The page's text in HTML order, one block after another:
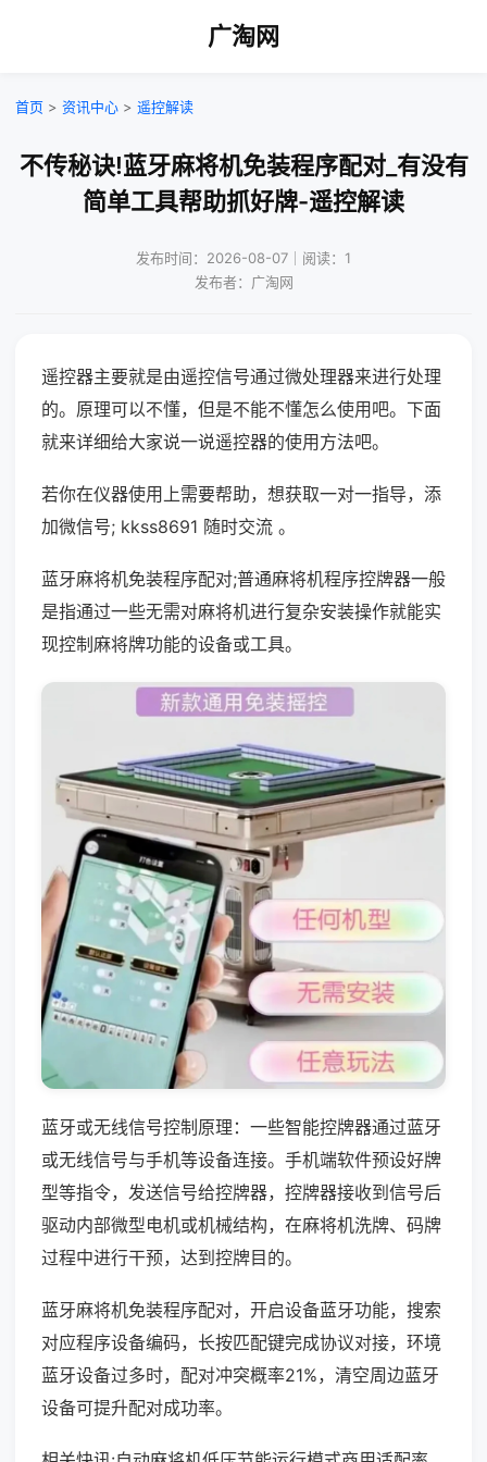
广淘网
首页 > 资讯中心 > 遥控解读
不传秘诀!蓝牙麻将机免装程序配对_有没有
简单工具帮助抓好牌-遥控解读
发布时间：2026-08-07｜阅读：1
发布者：广淘网
遥控器主要就是由遥控信号通过微处理器来进行处理
的。原理可以不懂，但是不能不懂怎么使用吧。下面
就来详细给大家说一说遥控器的使用方法吧。
若你在仪器使用上需要帮助，想获取一对一指导，添
加微信号; kkss8691 随时交流 。
蓝牙麻将机免装程序配对;普通麻将机程序控牌器一般
是指通过一些无需对麻将机进行复杂安装操作就能实
现控制麻将牌功能的设备或工具。
蓝牙或无线信号控制原理：一些智能控牌器通过蓝牙
或无线信号与手机等设备连接。手机端软件预设好牌
型等指令，发送信号给控牌器，控牌器接收到信号后
驱动内部微型电机或机械结构，在麻将机洗牌、码牌
过程中进行干预，达到控牌目的。
蓝牙麻将机免装程序配对，开启设备蓝牙功能，搜索
对应程序设备编码，长按匹配键完成协议对接，环境
蓝牙设备过多时，配对冲突概率21%，清空周边蓝牙
设备可提升配对成功率。